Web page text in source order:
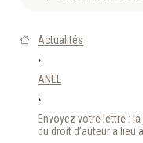
DOSSIERS ET ENJEUX
ÊTRE ÉDITEUR·TRICE
ET SERVICES AUX
Actualités
›
ANEL
›
Envoyez votre lettre :
du droit d’auteur a lieu